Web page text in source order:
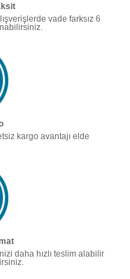
vade farksız 6
kargo avantajı elde
daha hızlı teslim alabilir